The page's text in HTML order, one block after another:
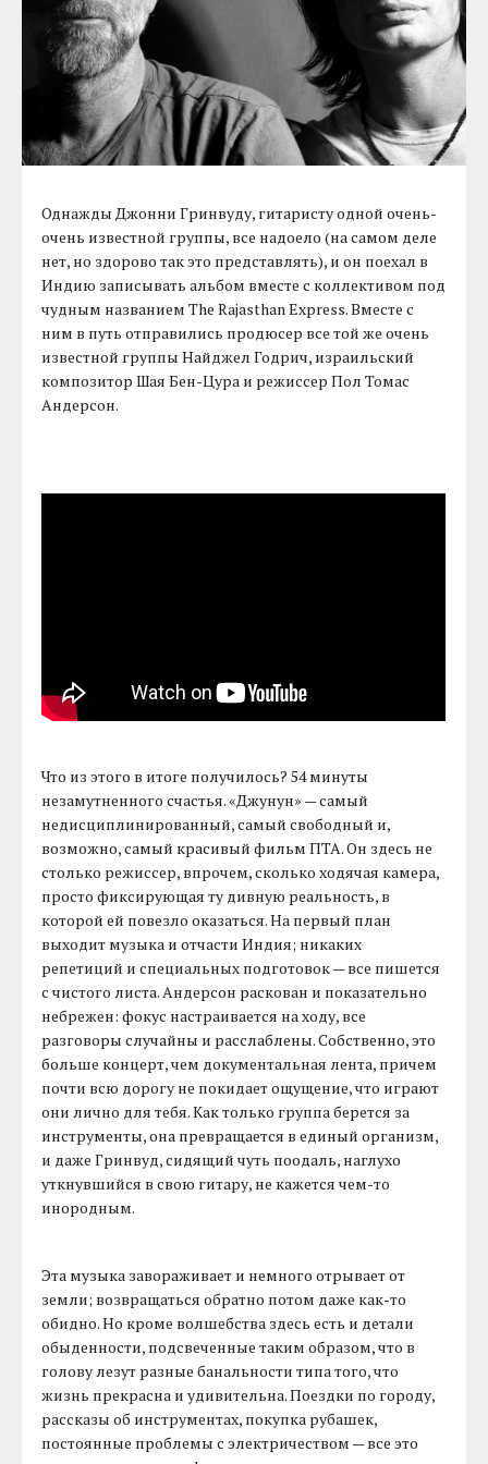
Однажды Джонни Гринвуду, гитаристу одной очень-
очень известной группы, все надоело (на самом деле
нет, но здорово так это представлять), и он поехал в
Индию записывать альбом вместе с коллективом под
чудным названием The Rajasthan Express. Вместе с
ним в путь отправились продюсер все той же очень
известной группы Найджел Годрич, израильский
композитор Шая Бен-Цура и режиссер Пол Томас
Андерсон.
Что из этого в итоге получилось? 54 минуты
незамутненного счастья. «Джунун» — самый
недисциплинированный, самый свободный и,
возможно, самый красивый фильм ПТА. Он здесь не
столько режиссер, впрочем, сколько ходячая камера,
просто фиксирующая ту дивную реальность, в
которой ей повезло оказаться. На первый план
выходит музыка и отчасти Индия; никаких
репетиций и специальных подготовок — все пишется
с чистого листа. Андерсон раскован и показательно
небрежен: фокус настраивается на ходу, все
разговоры случайны и расслаблены. Собственно, это
больше концерт, чем документальная лента, причем
почти всю дорогу не покидает ощущение, что играют
они лично для тебя. Как только группа берется за
инструменты, она превращается в единый организм,
и даже Гринвуд, сидящий чуть поодаль, наглухо
уткнувшийся в свою гитару, не кажется чем-то
инородным.
Эта музыка завораживает и немного отрывает от
земли; возвращаться обратно потом даже как-то
обидно. Но кроме волшебства здесь есть и детали
обыденности, подсвеченные таким образом, что в
голову лезут разные банальности типа того, что
жизнь прекрасна и удивительна. Поездки по городу,
рассказы об инструментах, покупка рубашек,
постоянные проблемы с электричеством — все это